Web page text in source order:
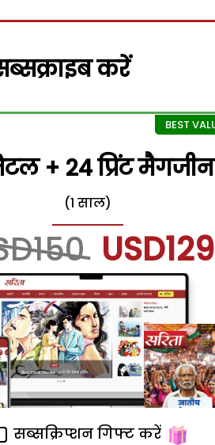
करें
+ 24 प्रिंट मैगजीन
(1 साल)
USD129
सब्सक्रिप्शन गिफ्ट करें